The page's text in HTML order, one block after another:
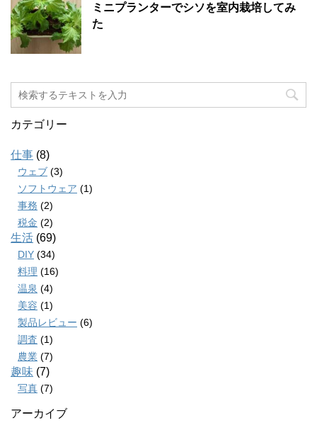
ミニプランターでシソを室内栽培してみ
た
カテゴリー
仕事 (8)
ウェブ (3)
ソフトウェア (1)
事務 (2)
税金 (2)
生活 (69)
DIY (34)
料理 (16)
温泉 (4)
美容 (1)
製品レビュー (6)
調査 (1)
農業 (7)
趣味 (7)
写真 (7)
アーカイブ